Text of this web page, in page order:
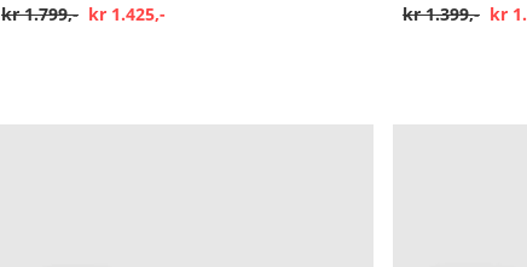
kr 1.799,- kr 1.425,-
kr 1.399,- kr